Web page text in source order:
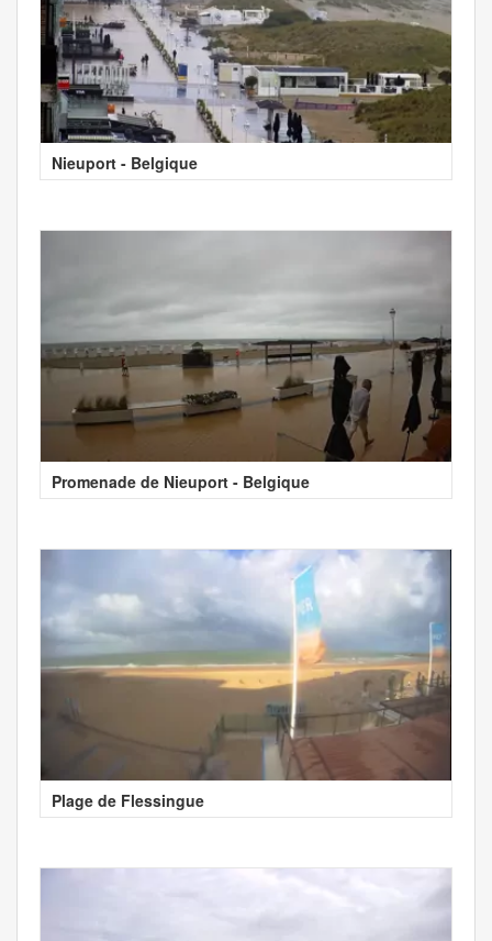
Nieuport - Belgique
Promenade de Nieuport - Belgique
Plage de Flessingue